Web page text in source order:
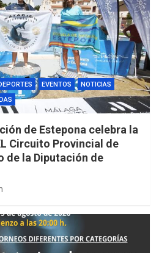
EVENTOS
NOTICIAS
de Estepona celebra la
Circuito Provincial de
de la Diputación de